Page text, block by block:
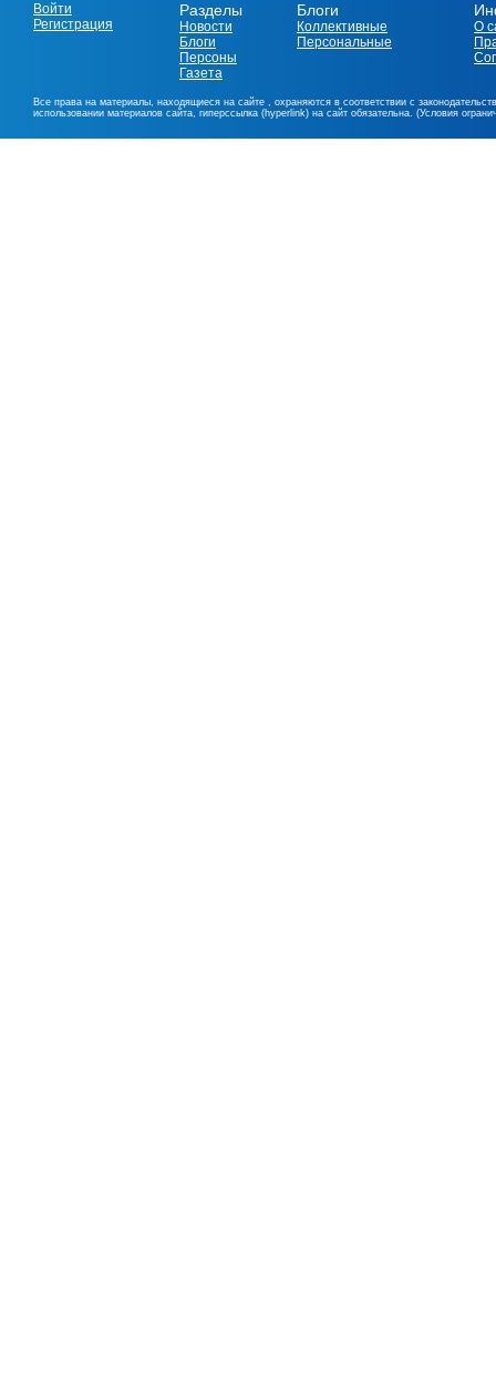
Войти
Регистрация
Разделы
Новости
Блоги
Персоны
Газета
Блоги
Коллективные
Персональные
О
Все права на материалы, находящиеся на сайте , охраняются в соответствии с
использовании материалов сайта, гиперссылка (hyperlink) на сайт обязательна. (Условия